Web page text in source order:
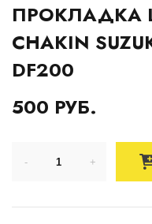
ПРОКЛАДКА
CHAKIN
DF200
500 РУБ.